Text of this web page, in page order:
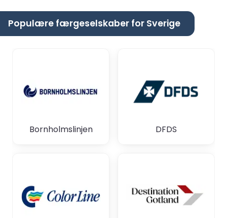
Populære færgeselskaber for Sverige
Bornholmslinjen DFDS